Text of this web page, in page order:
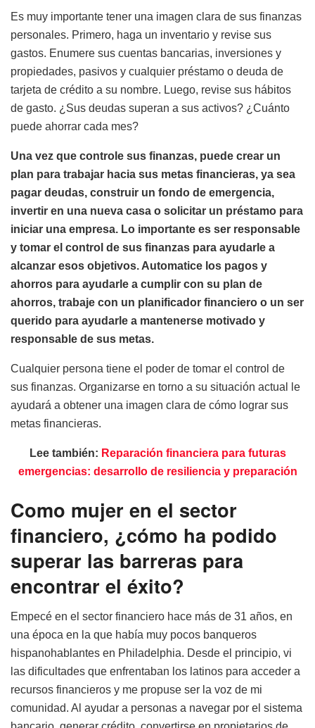
Es muy importante tener una imagen clara de sus finanzas
personales. Primero, haga un inventario y revise sus
gastos. Enumere sus cuentas bancarias, inversiones y
propiedades, pasivos y cualquier préstamo o deuda de
tarjeta de crédito a su nombre. Luego, revise sus hábitos
de gasto. ¿Sus deudas superan a sus activos? ¿Cuánto
puede ahorrar cada mes?
Una vez que controle sus finanzas, puede crear un
plan para trabajar hacia sus metas financieras, ya sea
pagar deudas, construir un fondo de emergencia,
invertir en una nueva casa o solicitar un préstamo para
iniciar una empresa. Lo importante es ser responsable
y tomar el control de sus finanzas para ayudarle a
alcanzar esos objetivos. Automatice los pagos y
ahorros para ayudarle a cumplir con su plan de
ahorros, trabaje con un planificador financiero o un ser
querido para ayudarle a mantenerse motivado y
responsable de sus metas.
Cualquier persona tiene el poder de tomar el control de
sus finanzas. Organizarse en torno a su situación actual le
ayudará a obtener una imagen clara de cómo lograr sus
metas financieras.
Lee también: Reparación financiera para futuras
emergencias: desarrollo de resiliencia y preparación
Como mujer en el sector
financiero, ¿cómo ha podido
superar las barreras para
encontrar el éxito?
Empecé en el sector financiero hace más de 31 años, en
una época en la que había muy pocos banqueros
hispanohablantes en Philadelphia. Desde el principio, vi
las dificultades que enfrentaban los latinos para acceder a
recursos financieros y me propuse ser la voz de mi
comunidad. Al ayudar a personas a navegar por el sistema